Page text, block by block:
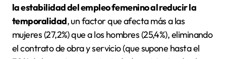
la estabilidad del empleo femenino al reducir la
temporalidad, un factor que afecta más a las
mujeres (27,2%) que a los hombres (25,4%), eliminando
el contrato de obra y servicio (que supone hasta el